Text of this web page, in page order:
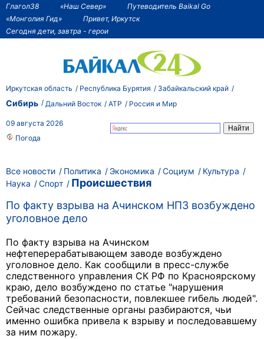
Глагол38 «Наш Север»
Путеводитель Baikal Go
«Монголия Гид»
Привет, Иркутск
Сегодня дети, завтра - герои
Иркутская область Республика Бурятия Забайкальский край
Сибирь Дальний Восток АТР Россия и Мир
09 августа 2026
Погода
Все новости Политика Экономика Социум
Культура
Наука
Спорт
Происшествия
По факту взрыва на Ачинском НПЗ возбуждено
уголовное дело
По факту взрыва на Ачинском
нефтеперерабатывающем заводе возбуждено
уголовное дело. Как сообщили в пресс-службе
следственного управления СК РФ по Красноярскому
краю, дело возбуждено по статье "нарушения
требований безопасности, повлекшее гибель людей".
Сейчас следственные органы разбираются, чьи
именно ошибка привела к взрыву и последовавшему
за ним пожару.